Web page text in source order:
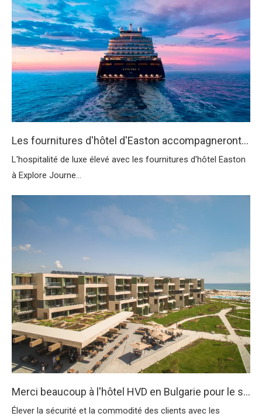
Les fournitures d'hôtel d'Easton accompagneront les voyages d'explora dans le voyage
L'hospitalité de luxe élevé avec les fournitures d'hôtel Easton
à Explore Journe...
Merci beaucoup à l'hôtel HVD en Bulgarie pour le soutien de nos fournitures d'hôtel
Élever la sécurité et la commodité des clients avec les